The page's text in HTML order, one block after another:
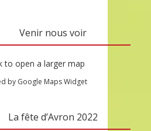
Venir nous voir
by Google Maps Widget
La fête d’Avron 2022